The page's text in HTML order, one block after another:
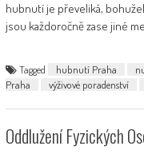
hubnutí je převeliká,
jsou každoročně zase jiné
Tagged hubnutí Praha
Praha
výživové poradenství
Oddlužení Fyzických